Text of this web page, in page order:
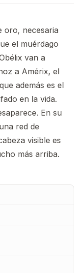
oro, necesaria
el muérdago
van a
a Amérix, el
además es el
en la vida.
En su
red de
visible es
más arriba.